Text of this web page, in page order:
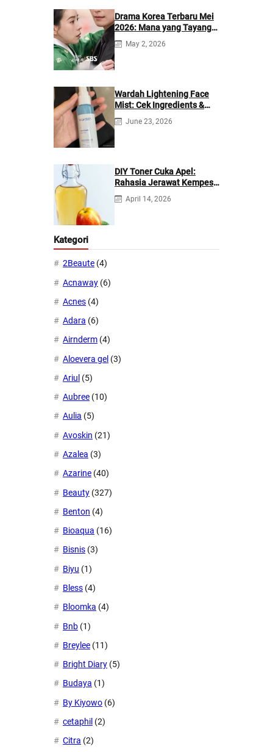
Drama Korea Terbaru Mei
2026: Mana yang Tayang
di Netflix?
May 2, 2026
Wardah Lightening Face
Mist: Cek Ingredients &
Manfaatnya
June 23, 2026
DIY Toner Cuka Apel:
Rahasia Jerawat Kempes
dalam 2 Hari!
April 14, 2026
Kategori
2Beaute (4)
Acnaway (6)
Acnes (4)
Adara (6)
Airnderm (4)
Aloevera gel (3)
Ariul (5)
Aubree (10)
Aulia (5)
Avoskin (21)
Azalea (3)
Azarine (40)
Beauty (327)
Benton (4)
Bioaqua (16)
Bisnis (3)
Biyu (1)
Bless (4)
Bloomka (4)
Bnb (1)
Breylee (11)
Bright Diary (5)
Budaya (1)
By Kiyowo (6)
cetaphil (2)
Citra (2)